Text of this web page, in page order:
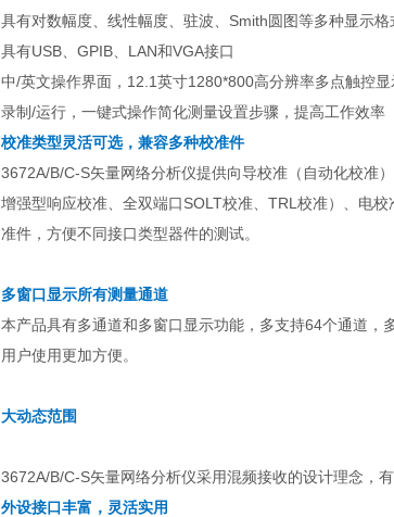
具有对数幅度、线性幅度、驻波、Smith圆图等多种显示格
具有USB、GPIB、LAN和VGA接口
中/英文操作界面，12.1英寸1280*800高分辨率多点触控显
录制/运行，一键式操作简化测量设置步骤，提高工作效率
校准类型灵活可选，兼容多种校准件
3672A/B/C-S矢量网络分析仪提供向导校准（自动化校准
增强型响应校准、全双端口SOLT校准、TRL校准）、电
准件，方便不同接口类型器件的测试。
多窗口显示所有测量通道
本产品具有多通道和多窗口显示功能，多支持64个通道，
用户使用更加方便。
大动态范围
3672A/B/C-S矢量网络分析仪采用混频接收的设计理念，
外设接口丰富，灵活实用